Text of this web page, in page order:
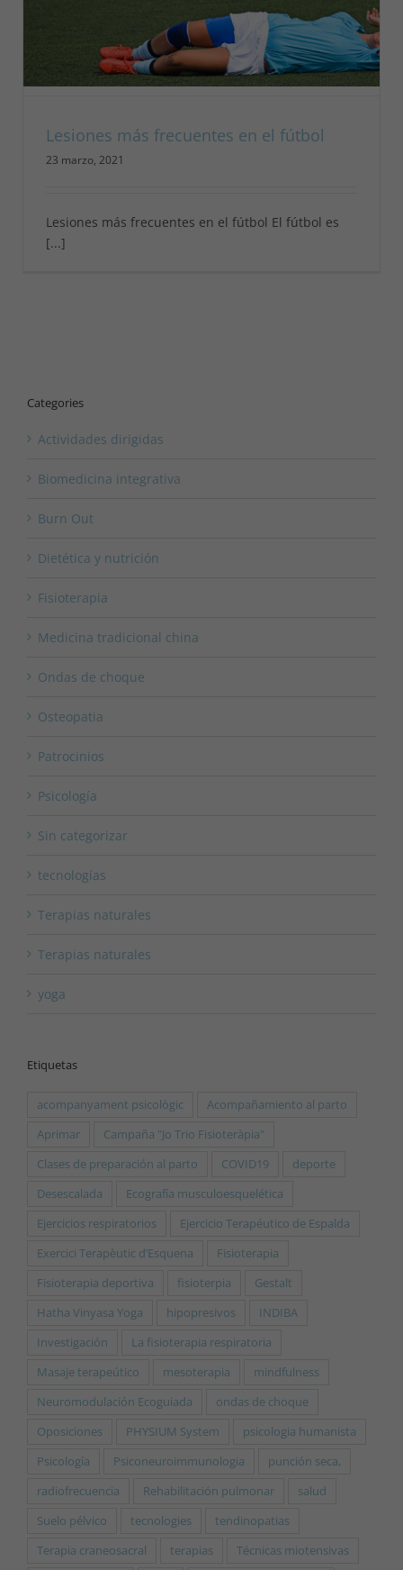
Lesiones más frecuentes en el fútbol
23 marzo, 2021
Lesiones más frecuentes en el fútbol El fútbol es
[...]
Categories
Actividades dirigidas
Biomedicina integrativa
Burn Out
Dietética y nutrición
Fisioterapia
Medicina tradicional china
Ondas de choque
Osteopatia
Patrocinios
Psicología
Sin categorizar
tecnologías
Terapias naturales
Terapias naturales
yoga
Etiquetas
acompanyament psicològic
Acompañamiento al parto
Aprimar
Campaña "Jo Trio Fisioteràpia"
Clases de preparación al parto
COVID19
deporte
Desescalada
Ecografía musculoesquelética
Ejercicios respiratorios
Ejercicio Terapéutico de Espalda
Exercici Terapèutic d’Esquena
Fisioterapia
Fisioterapia deportiva
fisioterpia
Gestalt
Hatha Vinyasa Yoga
hipopresivos
INDIBA
Investigación
La fisioterapia respiratoria
Masaje terapeútico
mesoterapia
mindfulness
Neuromodulación Ecoguiada
ondas de choque
Oposiciones
PHYSIUM System
psicologia humanista
Psicología
Psiconeuroimmunologia
punción seca,
radiofrecuencia
Rehabilitación pulmonar
salud
Suelo pélvico
tecnologies
tendinopatias
Terapia craneosacral
terapias
Técnicas miotensivas